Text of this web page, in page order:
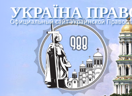
УКРАЇНА
Официальный сайт Украинской